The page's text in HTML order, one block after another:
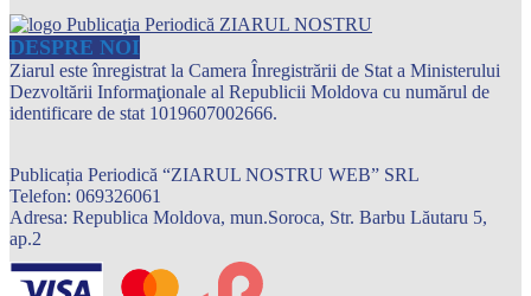
DESPRE NOI
Ziarul este înregistrat la Camera Înregistrării de Stat a Ministerului
Dezvoltării Informaţionale al Republicii Moldova cu numărul de
identificare de stat 1019607002666.
Publicația Periodică “ZIARUL NOSTRU WEB” SRL
Telefon: 069326061
Adresa: Republica Moldova, mun.Soroca, Str. Barbu Lăutaru 5,
ap.2